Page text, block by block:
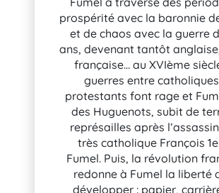
prospérité avec la baronnie
et de chaos avec la guerre
ans, devenant tantôt
française… au XVIème
guerres entre
protestants font rage et
des Huguenots, subit de
représailles après
très catholique François
Fumel. Puis, la révolution
redonne à Fumel la liberté
développer : papier,